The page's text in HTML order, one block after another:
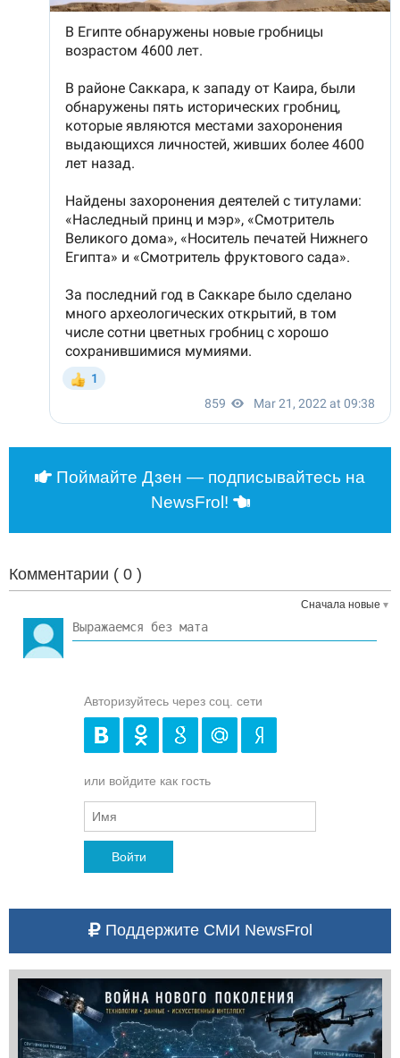
Поймайте Дзен — подписывайтесь на
NewsFrol!
Комментарии ( 0 )
Сначала новые
Авторизуйтесь через соц. сети
или войдите как гость
Войти
Поддержите СМИ NewsFrol